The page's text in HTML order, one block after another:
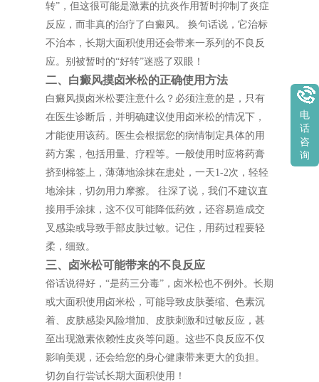
转”，但这很可能是激素的抗炎作用暂时抑制了炎症
反应，而非真的治疗了白癜风。 换句话说，它治标
不治本，长期大面积使用还会带来一系列的不良反
应。别被暂时的“好转”迷惑了双眼！
二、白癜风摸卤米松的正确使用方法
白癜风摸卤米松要注意什么？必须注意的是，只有
在医生诊断后，并明确建议使用卤米松的情况下，
才能使用该药。医生会根据您的病情制定具体的用
药方案，包括用量、疗程等。一般使用时应将药膏
挤到棉签上，薄薄地涂抹在患处，一天1-2次，轻轻
地涂抹，切勿用力摩擦。 往深了说，我们不建议直
接用手涂抹，这不仅可能降低药效，还容易造成交
叉感染或导致手部皮肤过敏。记住，用药过程要轻
柔，细致。
三、卤米松可能带来的不良反应
俗话说得好，“是药三分毒”，卤米松也不例外。长期
或大面积使用卤米松，可能导致皮肤萎缩、色素沉
着、皮肤感染风险增加、皮肤刺激和过敏反应，甚
至出现激素依赖性皮炎等问题。这些不良反应不仅
影响美观，还会给您的身心健康带来更大的负担。
切勿自行尝试长期大面积使用！
电
话
咨
询